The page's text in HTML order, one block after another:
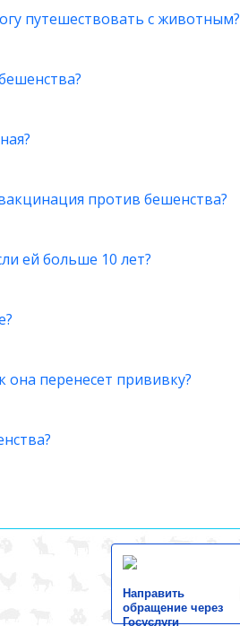
путешествовать с животным?
против бешенства?
ей больше 10 лет?
она перенесет прививку?
Направить
обращение через
Госуслуги